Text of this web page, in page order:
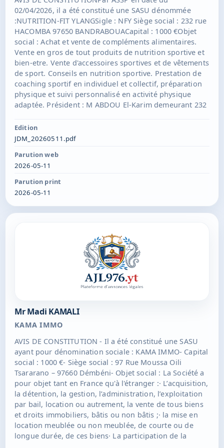
02/04/2026, il a été constitué une SASU dénommée
:NUTRITION-FIT YLANGSigle : NFY Siège social : 232 rue
HACOMBA 97650 BANDRABOUACapital : 1000 €Objet
social : Achat et vente de compléments alimentaires.
Vente en gros de tout produits de nutrition sportive et
bien-etre. Vente d'accessoires sportives et de vêtements
de sport. Conseils en nutrition sportive. Prestation de
coaching sportif en individuel et collectif, préparation
physique et suivi personnalisé en activité physique
adaptée. Président : M ABDOU El-Karim demeurant 232
de 99 ans. Clauses d'agrément : Les actions sont
librement cessibles entre actionnaires uniquement avec
compter de son immatriculation au RCS de
MAMOUDZOU.
Edition
JDM_20260511.pdf
Parution web
2026-05-11
Parution print
2026-05-11
Mr Madi KAMALI
KAMA IMMO
AVIS DE CONSTITUTION - Il a été constitué une SASU
ayant pour dénomination sociale : KAMA IMMO- Capital
social : 1000 €- Siège social : 97 Rue Moussa Oili
Tsararano – 97660 Démbéni- Objet social : La Société a
pour objet tant en France qu'à l'étranger :· L’acquisition,
la détention, la gestion, l’administration, l’exploitation
par bail, location ou autrement, la vente de tous biens
et droits immobiliers, bâtis ou non bâtis ;· la mise en
location meublée ou non meublée, de courte ou de
longue durée, de ces biens· La participation de la